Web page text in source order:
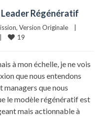
Régénératif
, Version Originale
19
à mon échelle, je ne vois
que nous entendons
que nous
le modèle régénératif est
mais actionnable à